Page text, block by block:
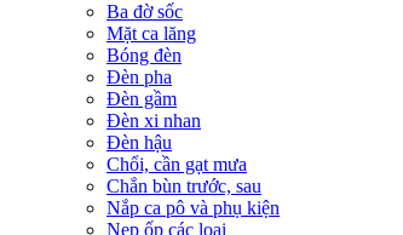
Ba đờ sốc
Mặt ca lăng
Bóng đèn
Đèn pha
Đèn gầm
Đèn xi nhan
Đèn hậu
Chổi, cần gạt mưa
Chắn bùn trước, sau
Nắp ca pô và phụ kiện
Nẹp ốp các loại